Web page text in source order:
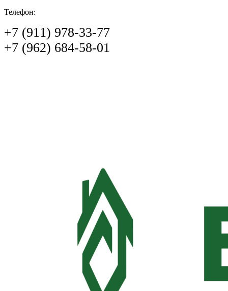
Телефон:
+7 (911) 978-33-77
+7 (962) 684-58-01‬